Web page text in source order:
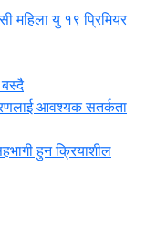
महिला यु १९ प्रिमियर
आवश्यक सतर्कता
हुन क्रियाशील